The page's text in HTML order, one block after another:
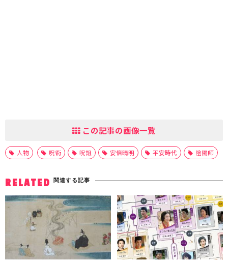
この記事の画像一覧
人物 呪術 呪詛 安倍晴明 平安時代 陰陽師
RELATED 関連する記事